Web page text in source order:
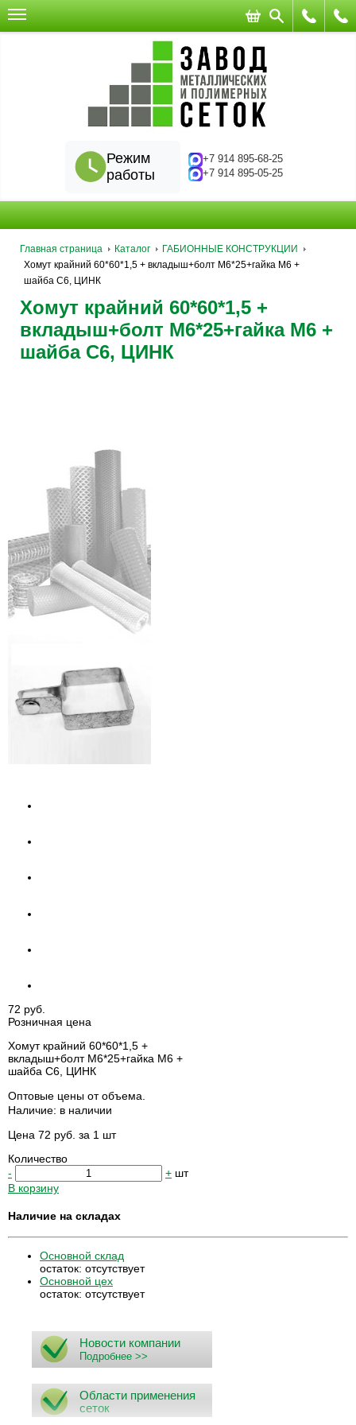
+7 914 895-68-25
+7 914 895-05-25
Режим
работы
Главная страница Каталог
ГАБИОННЫЕ КОНСТРУКЦИИ
Хомут крайний 60*60*1,5 + вкладыш+болт М6*25+гайка М6 +
шайба С6, ЦИНК
Хомут крайний 60*60*1,5 +
вкладыш+болт М6*25+гайка М6 +
шайба С6, ЦИНК
72 руб.
Розничная цена
Хомут крайний 60*60*1,5 +
вкладыш+болт М6*25+гайка М6 +
шайба С6, ЦИНК
Оптовые цены от объема.
Наличие: в наличии
Цена 72 руб. за 1 шт
Количество
-
+ шт
В корзину
Наличие на складах
Основной склад
остаток: отсутствует
Основной цех
остаток: отсутствует
Новости компании
Подробнее >>
Области применения
сеток